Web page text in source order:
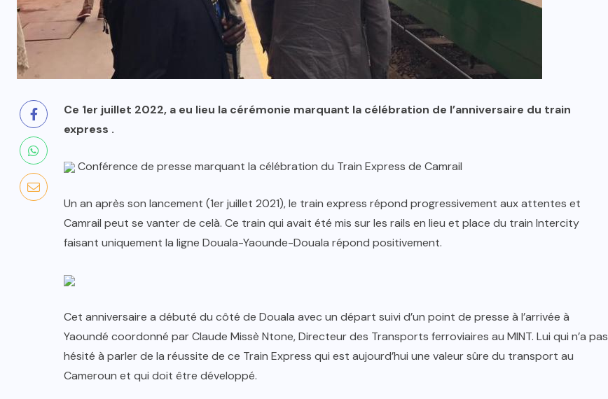
Ce 1er juillet 2022, a eu lieu la cérémonie marquant la célébration de l’anniversaire du train
express .
Conférence de presse marquant la célébration du Train Express de Camrail
Un an après son lancement (1er juillet 2021), le train express répond progressivement aux attentes et
Camrail peut se vanter de celà. Ce train qui avait été mis sur les rails en lieu et place du train Intercity
faisant uniquement la ligne Douala-Yaounde-Douala répond positivement.
Cet anniversaire a débuté du côté de Douala avec un départ suivi d’un point de presse à l’arrivée à
Yaoundé coordonné par Claude Missè Ntone, Directeur des Transports ferroviaires au MINT. Lui qui n’a pas
hésité à parler de la réussite de ce Train Express qui est aujourd’hui une valeur sûre du transport au
Cameroun et qui doit être développé.